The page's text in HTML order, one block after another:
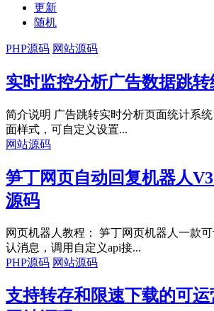
更新
随机
PHP源码 网站源码
实时监控分析广告数据跳
简介说明 广告跳转实时分析页面统计系
面样式，可自定义设置...
网站源码
笋丁网页自动回复机器人
源码
网页机器人教程： 笋丁网页机器人一款
认消息，调用自定义api接...
PHP源码 网站源码
支持转存和限速下载的可